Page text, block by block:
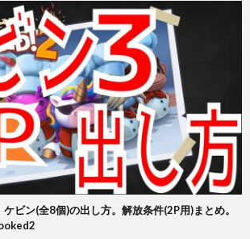
ケビン(全8個)の出し方。解放条件(2P用)まとめ。